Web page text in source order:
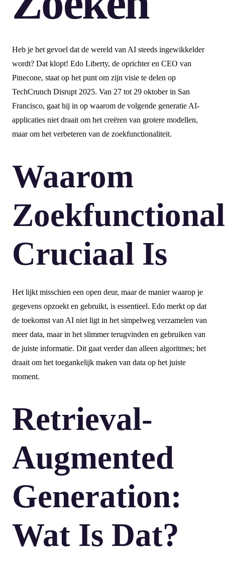
Heb je het gevoel dat de wereld van AI steeds ingewikkelder
wordt? Dat klopt! Edo Liberty, de oprichter en CEO van
Pinecone, staat op het punt om zijn visie te delen op
TechCrunch Disrupt 2025. Van 27 tot 29 oktober in San
Francisco, gaat hij in op waarom de volgende generatie AI-
applicaties niet draait om het creëren van grotere modellen,
maar om het verbeteren van de zoekfunctionaliteit.
Waarom
Cruciaal Is
Het lijkt misschien een open deur, maar de manier waarop je
gegevens opzoekt en gebruikt, is essentieel. Edo merkt op dat
de toekomst van AI niet ligt in het simpelweg verzamelen van
meer data, maar in het slimmer terugvinden en gebruiken van
de juiste informatie. Dit gaat verder dan alleen algoritmes; het
draait om het toegankelijk maken van data op het juiste
moment.
Retrieval-
Augmented
Generation:
Wat Is Dat?